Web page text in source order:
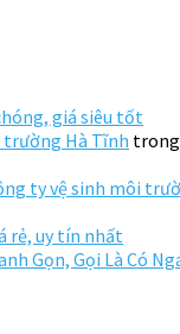
giá siêu tốt
trường Hà Tĩnh
ty vệ sinh môi
rẻ, uy tín nhất
Gọn, Gọi Là Có